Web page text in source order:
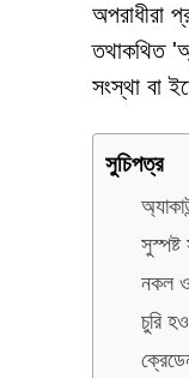
অপরাধীরা
তথাকথিত
সংস্থা বা
সুচিপত্র
নকল
চুরি